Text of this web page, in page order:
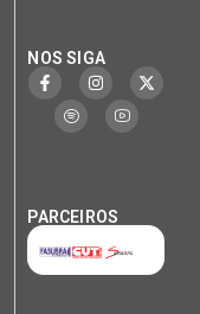
NOS SIGA
PARCEIROS